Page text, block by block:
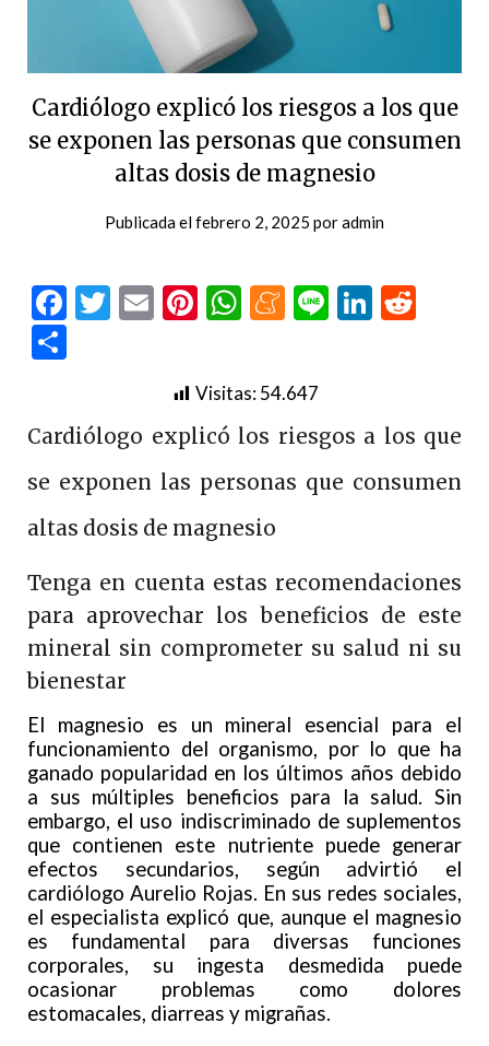
Cardiólogo explicó los riesgos a los que
se exponen las personas que consumen
altas dosis de magnesio
Publicada elfebrero 2, 2025 poradmin
Facebook
Twitter
EmailPinterest
WhatsApp
Meneame
Line
Visitas:54.647
Cardiólogo explicó los riesgos a los que
se exponen las personas que consumen
altas dosis de magnesio
Tenga en cuenta estas recomendaciones
para aprovechar los beneficios de este
mineral sin comprometer su salud ni su
bienestar
El magnesio es un mineral esencial para el
funcionamiento del organismo, por lo que ha
ganado popularidad en los últimos años debido
a sus múltiples beneficios para la salud. Sin
embargo, el uso indiscriminado de suplementos
que contienen este nutriente puede generar
efectos secundarios, según advirtió el
cardiólogo Aurelio Rojas. En sus redes sociales,
el especialista explicó que, aunque el magnesio
es fundamental para diversas funciones
corporales, su ingesta desmedida puede
ocasionar problemas como dolores
estomacales, diarreas y migrañas.